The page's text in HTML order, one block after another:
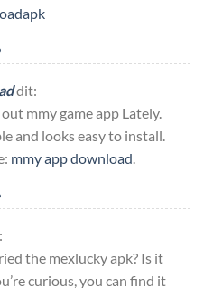
dit:
mmy game app Lately.
and looks easy to install.
mmy app download.
the mexlucky apk? Is it
curious, you can find it